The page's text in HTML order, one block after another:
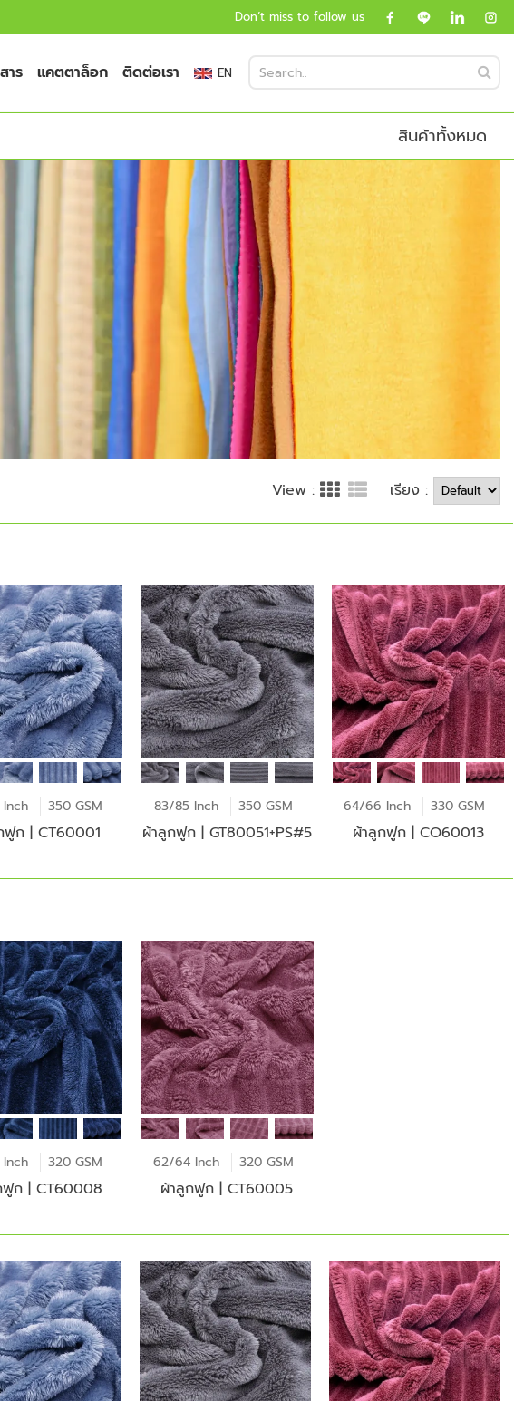
Don’t miss to follow us
าร แคตตาล็อก ติดต่อเรา EN
สินค้าทั้งหมด
View : เรียง :
350 GSM
ฟูก | CT60001
83/85 Inch 350 GSM
ผ้าลูกฟูก | GT80051+PS#5
64/66 Inch 330 GSM
ผ้าลูกฟูก | CO60013
320 GSM
ฟูก | CT60008
62/64 Inch 320 GSM
ผ้าลูกฟูก | CT60005